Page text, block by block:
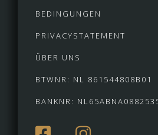
BEDINGUNGEN
PRIVACYSTATEMENT
ÜBER UNS
BTWNR: NL 861544808B01
BANKNR: